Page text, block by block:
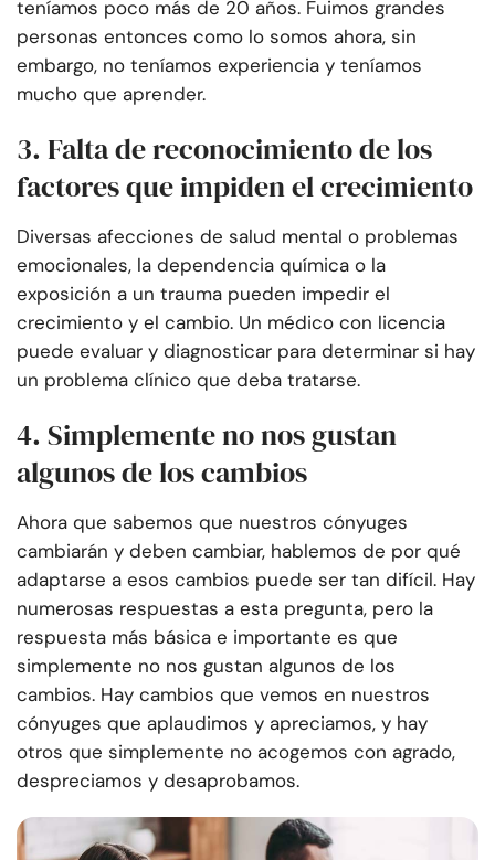
teníamos poco más de 20 años. Fuimos grandes
personas entonces como lo somos ahora, sin
embargo, no teníamos experiencia y teníamos
mucho que aprender.
3. Falta de reconocimiento de los
factores que impiden el crecimiento
Diversas afecciones de salud mental o problemas
emocionales, la dependencia química o la
exposición a un trauma pueden impedir el
crecimiento y el cambio. Un médico con licencia
puede evaluar y diagnosticar para determinar si hay
un problema clínico que deba tratarse.
4. Simplemente no nos gustan
algunos de los cambios
Ahora que sabemos que nuestros cónyuges
cambiarán y deben cambiar, hablemos de por qué
adaptarse a esos cambios puede ser tan difícil. Hay
numerosas respuestas a esta pregunta, pero la
respuesta más básica e importante es que
simplemente no nos gustan algunos de los
cambios. Hay cambios que vemos en nuestros
cónyuges que aplaudimos y apreciamos, y hay
otros que simplemente no acogemos con agrado,
despreciamos y desaprobamos.